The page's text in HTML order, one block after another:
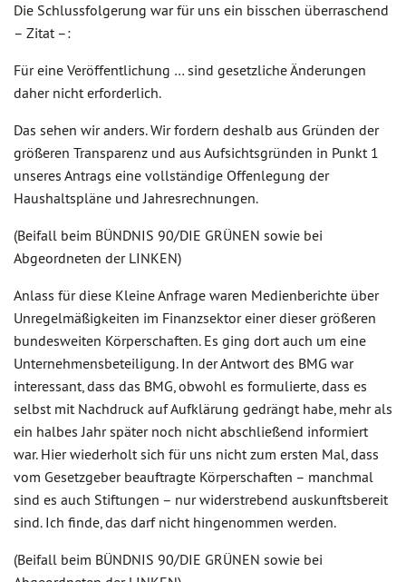
Die Schlussfolgerung war für uns ein bisschen überraschend
– Zitat –:
Für eine Veröffentlichung … sind gesetzliche Änderungen
daher nicht erforderlich.
Das sehen wir anders. Wir fordern deshalb aus Gründen der
größeren Transparenz und aus Aufsichtsgründen in Punkt 1
unseres Antrags eine vollständige Offenlegung der
Haushaltspläne und Jahresrechnungen.
(Beifall beim BÜNDNIS 90/DIE GRÜNEN sowie bei
Abgeordneten der LINKEN)
Anlass für diese Kleine Anfrage waren Medienberichte über
Unregelmäßigkeiten im Finanzsektor einer dieser größeren
bundesweiten Körperschaften. Es ging dort auch um eine
Unternehmensbeteiligung. In der Antwort des BMG war
interessant, dass das BMG, obwohl es formulierte, dass es
selbst mit Nachdruck auf Aufklärung gedrängt habe, mehr als
ein halbes Jahr später noch nicht abschließend informiert
war. Hier wiederholt sich für uns nicht zum ersten Mal, dass
vom Gesetzgeber beauftragte Körperschaften – manchmal
sind es auch Stiftungen – nur widerstrebend auskunftsbereit
sind. Ich finde, das darf nicht hingenommen werden.
(Beifall beim BÜNDNIS 90/DIE GRÜNEN sowie bei